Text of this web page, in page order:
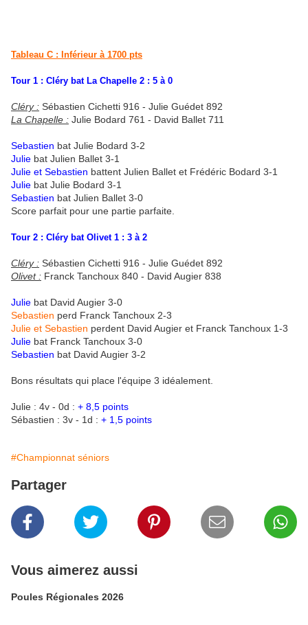
Tableau C : Inférieur à 1700 pts
Tour 1 : Cléry bat La Chapelle 2 : 5 à 0
Cléry : Sébastien Cichetti 916 - Julie Guédet 892
La Chapelle : Julie Bodard 761 - David Ballet 711
Sebastien bat Julie Bodard 3-2
Julie bat Julien Ballet 3-1
Julie et Sebastien battent Julien Ballet et Frédéric Bodard 3-1
Julie bat Julie Bodard 3-1
Sebastien bat Julien Ballet 3-0
Score parfait pour une partie parfaite.
Tour 2 : Cléry bat Olivet 1 : 3 à 2
Cléry : Sébastien Cichetti 916 - Julie Guédet 892
Olivet : Franck Tanchoux 840 - David Augier 838
Julie bat David Augier 3-0
Sebastien perd Franck Tanchoux 2-3
Julie et Sebastien perdent David Augier et Franck Tanchoux 1-3
Julie bat Franck Tanchoux 3-0
Sebastien bat David Augier 3-2
Bons résultats qui place l'équipe 3 idéalement.
Julie : 4v - 0d : + 8,5 points
Sébastien : 3v - 1d : + 1,5 points
#Championnat séniors
Partager
Vous aimerez aussi
Poules Régionales 2026